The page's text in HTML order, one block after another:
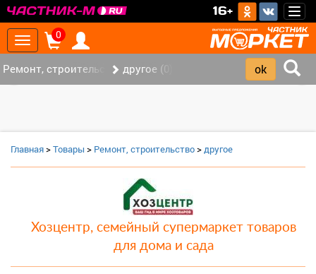
16+
Toggle
navigation
0
Ремонт, строительство (7)другое (0)
Главная>Товары > Ремонт, строительство>другое
Хозцентр, семейный супермаркет товаров
для дома и сада
‹ ›